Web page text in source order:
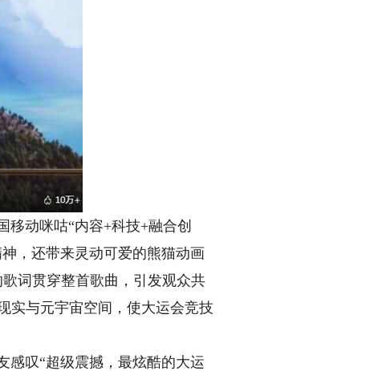
动咪咕“内容+科技+融合创
，还带来灵动可爱的熊猫动画
词贯穿整首歌曲，引发观众共
实与元宇宙空间，使大运会竞技
叹“超级震撼，最炫酷的大运